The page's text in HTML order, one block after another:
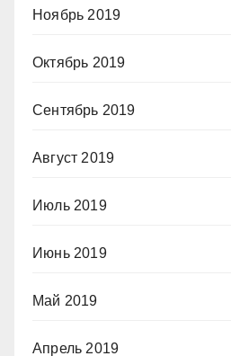
Ноябрь 2019
Октябрь 2019
Сентябрь 2019
Август 2019
Июль 2019
Июнь 2019
Май 2019
Апрель 2019